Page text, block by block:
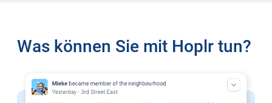
Was können Sie mit Hoplr tun?